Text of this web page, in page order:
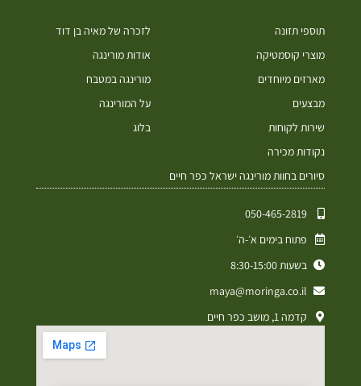
תוספי תזונה
מוצרי קוסמטיקה
מארזים מיוחדים
מבצעים
שירות לקוחות
נקודות מכירה
סיורים בחוות מורינגה ישראל כפר חיים
לזכרה של מאיה בן דוד
אודות מורינגה
מורינגה במטבח
על המורינגה
בלוג
050-465-2819⁩
פתוח בימים א׳-ה׳
בשעות 8:30-15:00
maya@moringa.co.il
קדמה 1, מושב כפר חיים